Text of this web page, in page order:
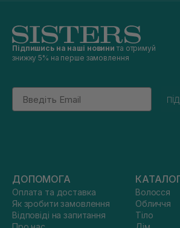
Підпишись на наші новини та отримуй
знижку 5% на перше замовлення
Email
ДОПОМОГА
Оплата та доставка
Як зробити замовлення
Відповіді на запитання
Волосся
Обличчя
Тіло